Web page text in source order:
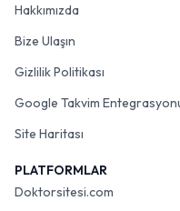
Hakkımızda
Bize Ulaşın
Gizlilik Politikası
Google Takvim
Site Haritası
PLATFORMLAR
Doktorsitesi.com